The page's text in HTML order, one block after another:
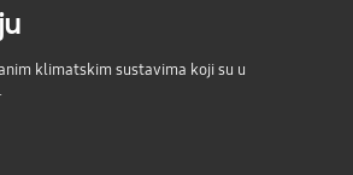
klimatskim sustavima koji su u